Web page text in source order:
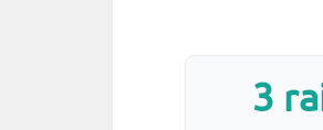
Muriel Preux
3